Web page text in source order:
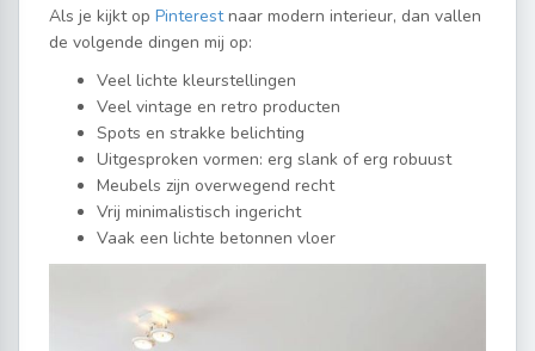
Als je kijkt op Pinterestnaar modern interieur, dan vallen
de volgende dingen mij op:
Veel lichte kleurstellingen
Veel vintage en retro producten
Spots en strakke belichting
Uitgesproken vormen: erg slank of erg robuust
Meubels zijn overwegend recht
Vrij minimalistisch ingericht
Vaak een lichte betonnen vloer